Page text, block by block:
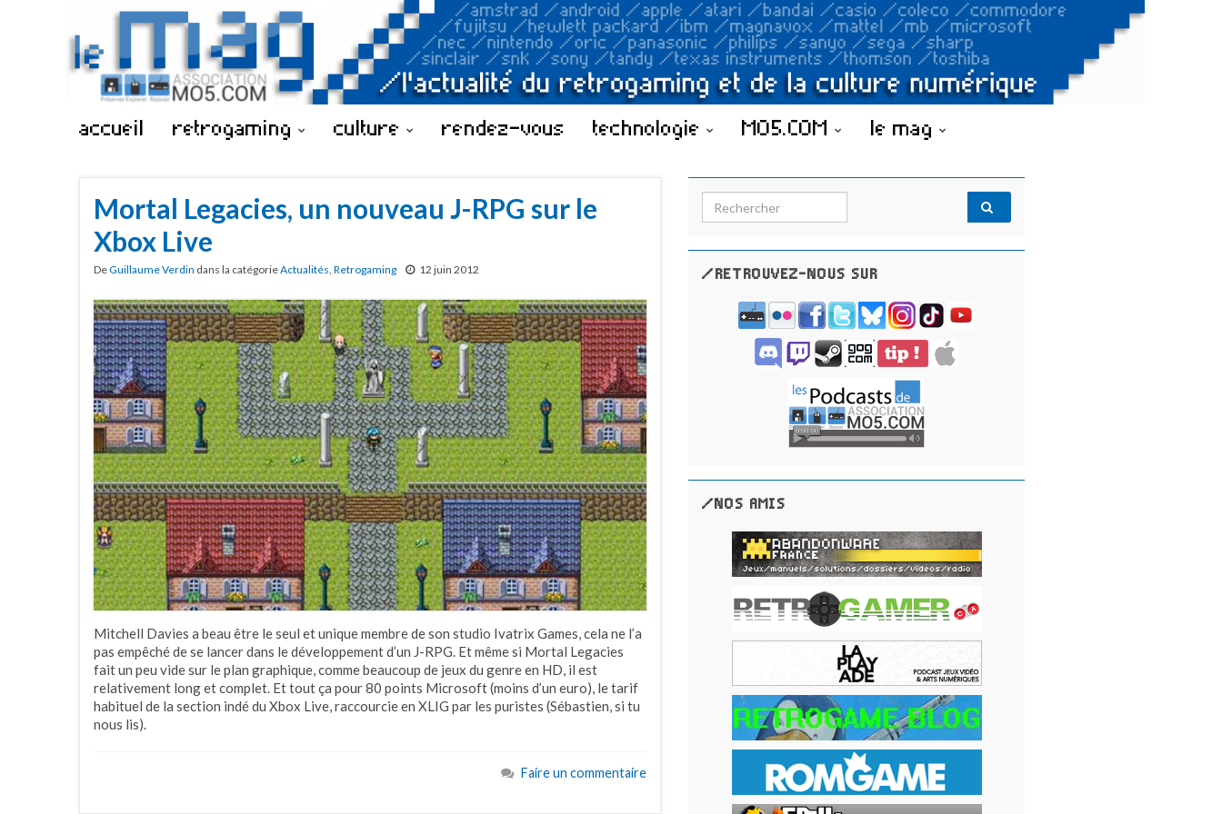
accueil retrogaming culture rendez-vous technologie MO5.COM le mag
Mortal Legacies, un nouveau J-RPG sur le
Xbox Live
DeGuillaume Verdin dans la catégorieActualités, Retrogaming 12 juin 2012
Mitchell Davies a beau être le seul et unique membre de son studio Ivatrix Games, cela ne l’a
pas empêché de se lancer dans le développement d’un J-RPG. Et même si Mortal Legacies
fait un peu vide sur le plan graphique, comme beaucoup de jeux du genre en HD, il est
relativement long et complet. Et tout ça pour 80 points Microsoft (moins d’un euro), le tarif
habituel de la section indé du Xbox Live, raccourcie en XLIG par les puristes (Sébastien, si tu
nous lis).
Faire un commentaire
Search for:
/RETROUVEZ-NOUS SUR
/NOS AMIS